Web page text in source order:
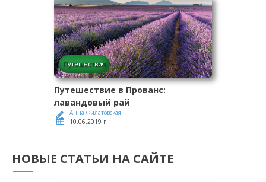
Путешествия
Путешествие в Прованс:
лавандовый рай
Анна Филатовская
10.06.2019 г.
НОВЫЕ СТАТЬИ НА САЙТЕ